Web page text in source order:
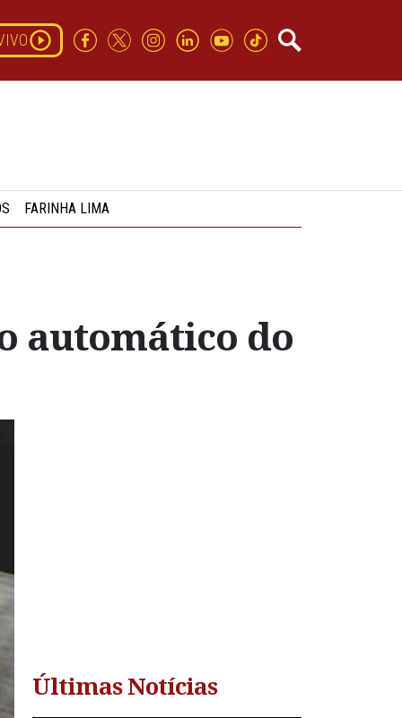
FARINHA LIMA
automático do
Últimas Notícias